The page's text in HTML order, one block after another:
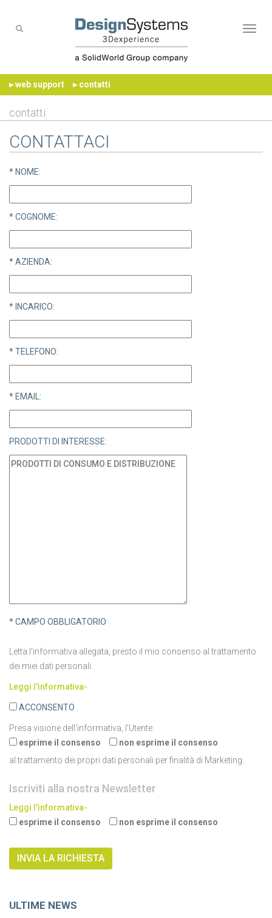
▸ web support ▸ contatti
contatti
CONTATTACI
* NOME:
* COGNOME:
* AZIENDA:
* INCARICO:
* TELEFONO:
* EMAIL:
PRODOTTI DI INTERESSE:
* CAMPO OBBLIGATORIO
Letta l'informativa allegata, presto il mio consenso al trattamento
dei miei dati personali.
Leggi l'informativa-
ACCONSENTO
Presa visione dell'informativa, l’Utente
esprime il consenso
non esprime il consenso
al trattamento dei propri dati personali per finalità di Marketing.
Iscriviti alla nostra Newsletter
Leggi l'informativa-
esprime il consenso
non esprime il consenso
ULTIME NEWS